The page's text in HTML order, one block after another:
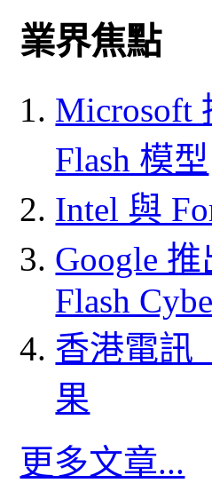
業界焦點
Microsoft
Flash 模型
Intel 與
Google
Flash
香港電訊
果
更多文章...